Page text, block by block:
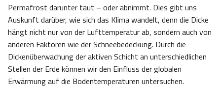
Permafrost darunter taut – oder abnimmt. Dies gibt uns
Auskunft darüber, wie sich das Klima wandelt, denn die Dicke
hängt nicht nur von der Lufttemperatur ab, sondern auch von
anderen Faktoren wie der Schneebedeckung. Durch die
Dickenüberwachung der aktiven Schicht an unterschiedlichen
Stellen der Erde können wir den Einfluss der globalen
Erwärmung auf die Bodentemperaturen untersuchen.